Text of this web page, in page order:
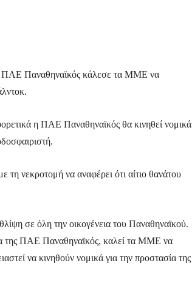
ΠΑΕ Παναθηναϊκός κάλεσε τα ΜΜΕ να
η ΠΑΕ Παναθηναϊκός θα κινηθεί νομικά
νεκροτομή να αναφέρει ότι αίτιο θανάτου
σε όλη την οικογένεια του Παναθηναϊκού.
της ΠΑΕ Παναθηναϊκός, καλεί τα ΜΜΕ να
να κινηθούν νομικά για την προστασία της